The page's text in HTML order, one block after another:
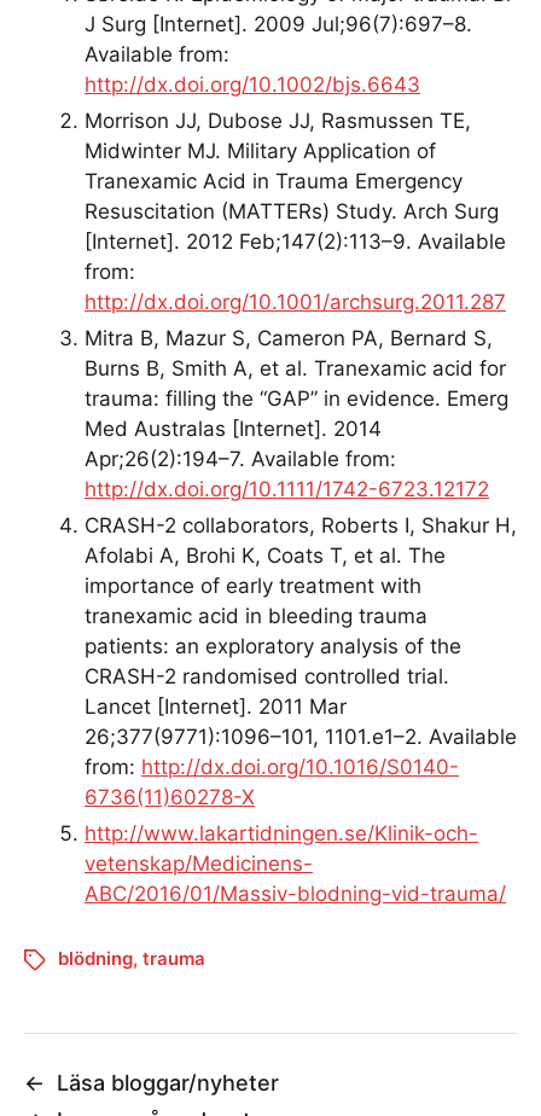
J Surg [Internet]. 2009 Jul;96(7):697–8.
Available from:
http://dx.doi.org/10.1002/bjs.6643
Morrison JJ, Dubose JJ, Rasmussen TE,
Midwinter MJ. Military Application of
Tranexamic Acid in Trauma Emergency
Resuscitation (MATTERs) Study. Arch Surg
[Internet]. 2012 Feb;147(2):113–9. Available
from:
http://dx.doi.org/10.1001/archsurg.2011.287
Mitra B, Mazur S, Cameron PA, Bernard S,
Burns B, Smith A, et al. Tranexamic acid for
trauma: filling the “GAP” in evidence. Emerg
Med Australas [Internet]. 2014
Apr;26(2):194–7. Available from:
http://dx.doi.org/10.1111/1742-6723.12172
CRASH-2 collaborators, Roberts I, Shakur H,
Afolabi A, Brohi K, Coats T, et al. The
importance of early treatment with
tranexamic acid in bleeding trauma
patients: an exploratory analysis of the
CRASH-2 randomised controlled trial.
Lancet [Internet]. 2011 Mar
26;377(9771):1096–101, 1101.e1–2. Available
from: http://dx.doi.org/10.1016/S0140-
6736(11)60278-X
http://www.lakartidningen.se/Klinik-och-
vetenskap/Medicinens-
ABC/2016/01/Massiv-blodning-vid-trauma/
blödning, trauma
←
Läsa bloggar/nyheter